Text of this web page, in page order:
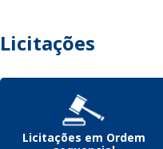
Licitações
Licitações em Ordem